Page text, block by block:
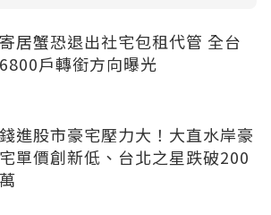
寄居蟹恐退出社宅包租代管 全台
6800戶轉銜方向曝光
錢進股市豪宅壓力大！大直水岸豪
宅單價創新低、台北之星跌破200
萬